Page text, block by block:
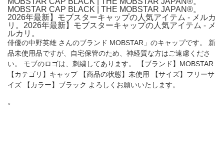
MOBSTAR CAP BLACK | THE MOBSTAR JAPAN®️。
2026年最新】モブスターキャップの人気アイテム - メルカ
リ。2026年最新】モブスターキャップの人気アイテム - メ
ルカリ。
俳優の中野英雄 さんのブランド MOBSTAR」のキャップです。 新
品未使用品ですが、自宅保管のため、神経質な方はご遠慮くださ
い。 モブのロゴは、刺繍してあります。 【ブランド】MOBSTAR
【カテゴリ】キャップ 【商品の状態】未使用 【サイズ】フリーサ
イズ 【カラー】ブラック よろしくお願いいたします。
。